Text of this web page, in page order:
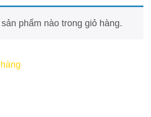
phẩm nào trong giỏ hàng.